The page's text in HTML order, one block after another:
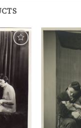
Ajouter
liste de